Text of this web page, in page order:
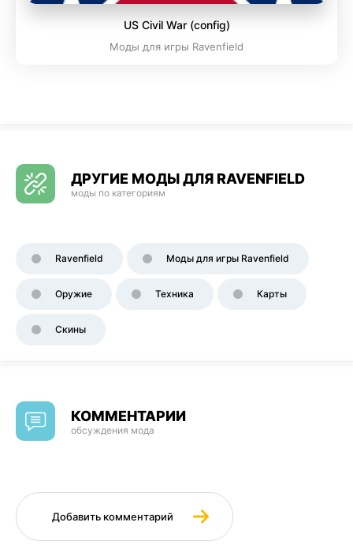
US Civil War (config)
Моды для игры Ravenfield
ДРУГИЕ МОДЫ ДЛЯ RAVENFIELD
моды по категориям
Ravenfield Моды для игры Ravenfield
Оружие Техника Карты
Скины
КОММЕНТАРИИ
обсуждения мода
Добавить комментарий